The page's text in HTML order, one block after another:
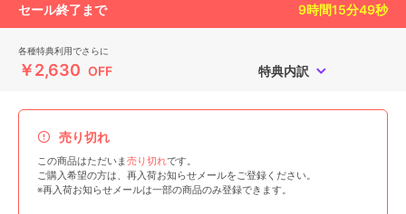
セール終了まで 9時間15分47秒
各種特典利用でさらに
￥2,630 OFF 特典内訳
売り切れ
この商品はただいま売り切れです。
ご購入希望の方は、再入荷お知らせメールをご登録ください。
※再入荷お知らせメールは一部の商品のみ登録できます。